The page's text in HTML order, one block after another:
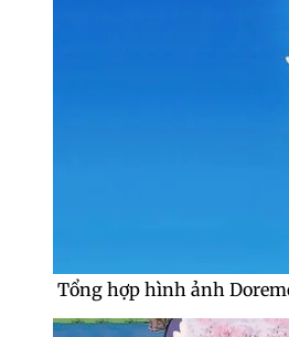
Tổng hợp hình ảnh